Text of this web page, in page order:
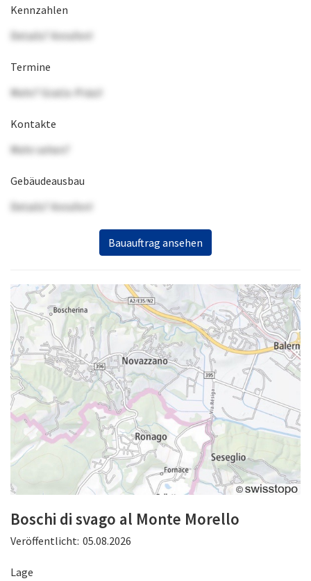
Kennzahlen
Details? Anrufen!
Termine
Mehr? Gratis-Präsi!
Kontakte
Mehr sehen?
Gebäudeausbau
Details? Anrufen!
Bauauftrag ansehen
Boschi di svago al Monte Morello
Veröffentlicht: 05.08.2026
Lage